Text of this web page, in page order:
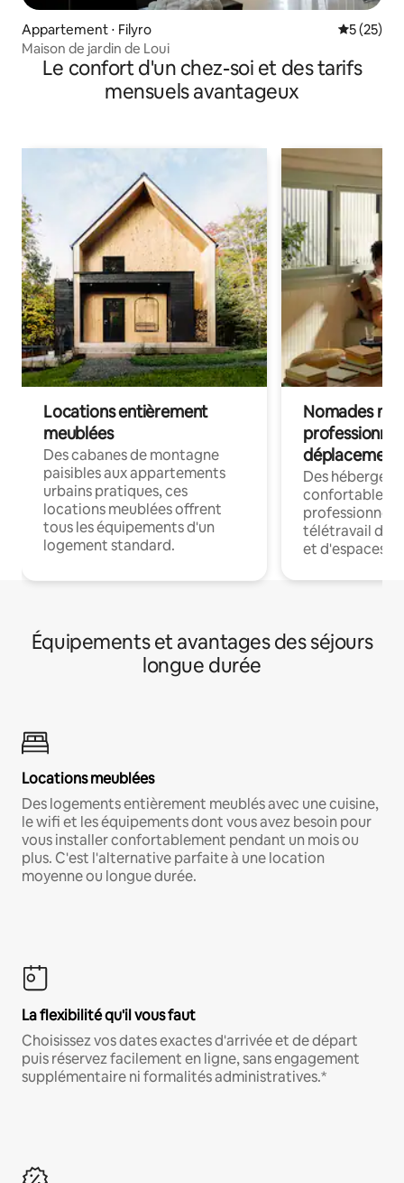
Appartement ⋅ Filyro
5 (25)
Maison de jardin de Loui
Le confort d'un chez-soi et des tarifs
mensuels avantageux
Locations entièrement
meublées
Des cabanes de montagne
paisibles aux appartements
urbains pratiques, ces
locations meublées offrent
tous les équipements d'un
logement standard.
Nomades
déplacement
Des
confortables
professionnels
télétravail
et d'espaces
Équipements et avantages des séjours
longue durée
Locations meublées
Des logements entièrement meublés avec une cuisine,
le wifi et les équipements dont vous avez besoin pour
vous installer confortablement pendant un mois ou
plus. C'est l'alternative parfaite à une location
moyenne ou longue durée.
La flexibilité qu'il vous faut
Choisissez vos dates exactes d'arrivée et de départ
puis réservez facilement en ligne, sans engagement
supplémentaire ni formalités administratives.*